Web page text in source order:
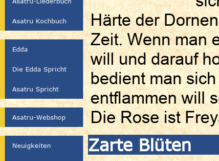
Härte der
Zeit. Wenn man
will und darauf
bedient man
entflammen will
Die Rose ist
Zarte Blüten
Asatru Kochbuch
Edda
Die Edda Spricht
Asatru Spricht
Asatru-Webshop
Neuigkeiten